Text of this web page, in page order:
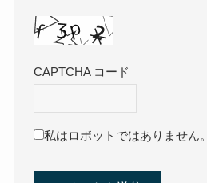
CAPTCHA コード
私はロボットではありません。